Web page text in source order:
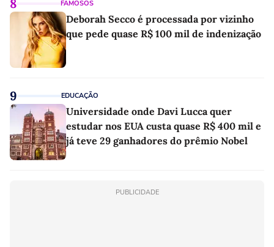
8 FAMOSOS
Deborah Secco é processada por vizinho
que pede quase R$ 100 mil de indenização
9 EDUCAÇÃO
Universidade onde Davi Lucca quer
estudar nos EUA custa quase R$ 400 mil e
já teve 29 ganhadores do prêmio Nobel
PUBLICIDADE